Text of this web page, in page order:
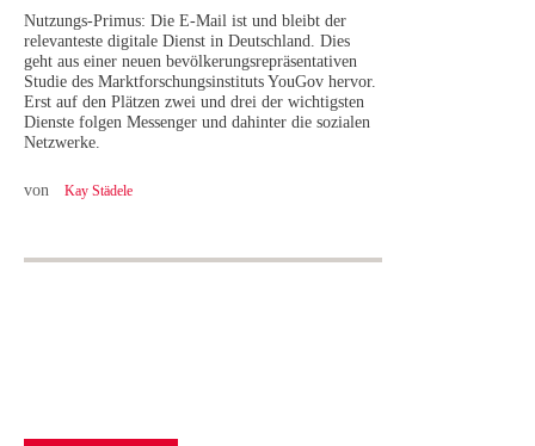
Nutzungs-Primus: Die E-Mail ist und bleibt der
relevanteste digitale Dienst in Deutschland. Dies
geht aus einer neuen bevölkerungsrepräsentativen
Studie des Marktforschungsinstituts YouGov hervor.
Erst auf den Plätzen zwei und drei der wichtigsten
Dienste folgen Messenger und dahinter die sozialen
Netzwerke.
von Kay Städele